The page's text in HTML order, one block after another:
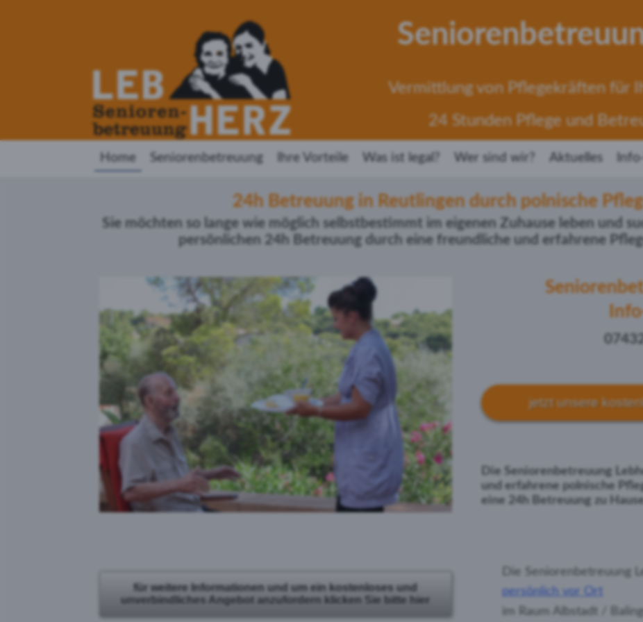
Vermittlung von Pflegekräften für
24 Stunden Pflege und
Home Seniorenbetreuung Ihre Vorteile Was ist legal? Wer sind wir? Aktuelles
24h Betreuung in Reutlingen durch polnische
Sie möchten so lange wie möglich selbstbestimmt im eigenen Zuhause leben und
persönlichen 24h Betreuung durch eine freundliche und erfahrene
für weitere Informationen und um ein kostenloses und
unverbindliches Angebot anzufordern klicken Sie bitte hier
jetzt unsere
Die Seniorenbetreuung
und erfahrene polnische
eine 24h Betreuung zu
Die Seniorenbetreuung
persönlich vor Ort
im Raum Albstadt /